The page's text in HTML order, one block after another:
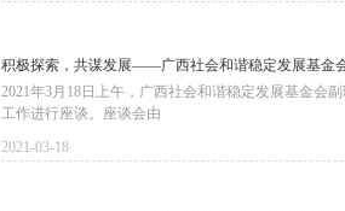
积极探索，共谋发展——广西社会和谐稳定发展基金
2021年3月18日上午，广西社会和谐稳定发展基金会
工作进行座谈。座谈会由
2021-03-18